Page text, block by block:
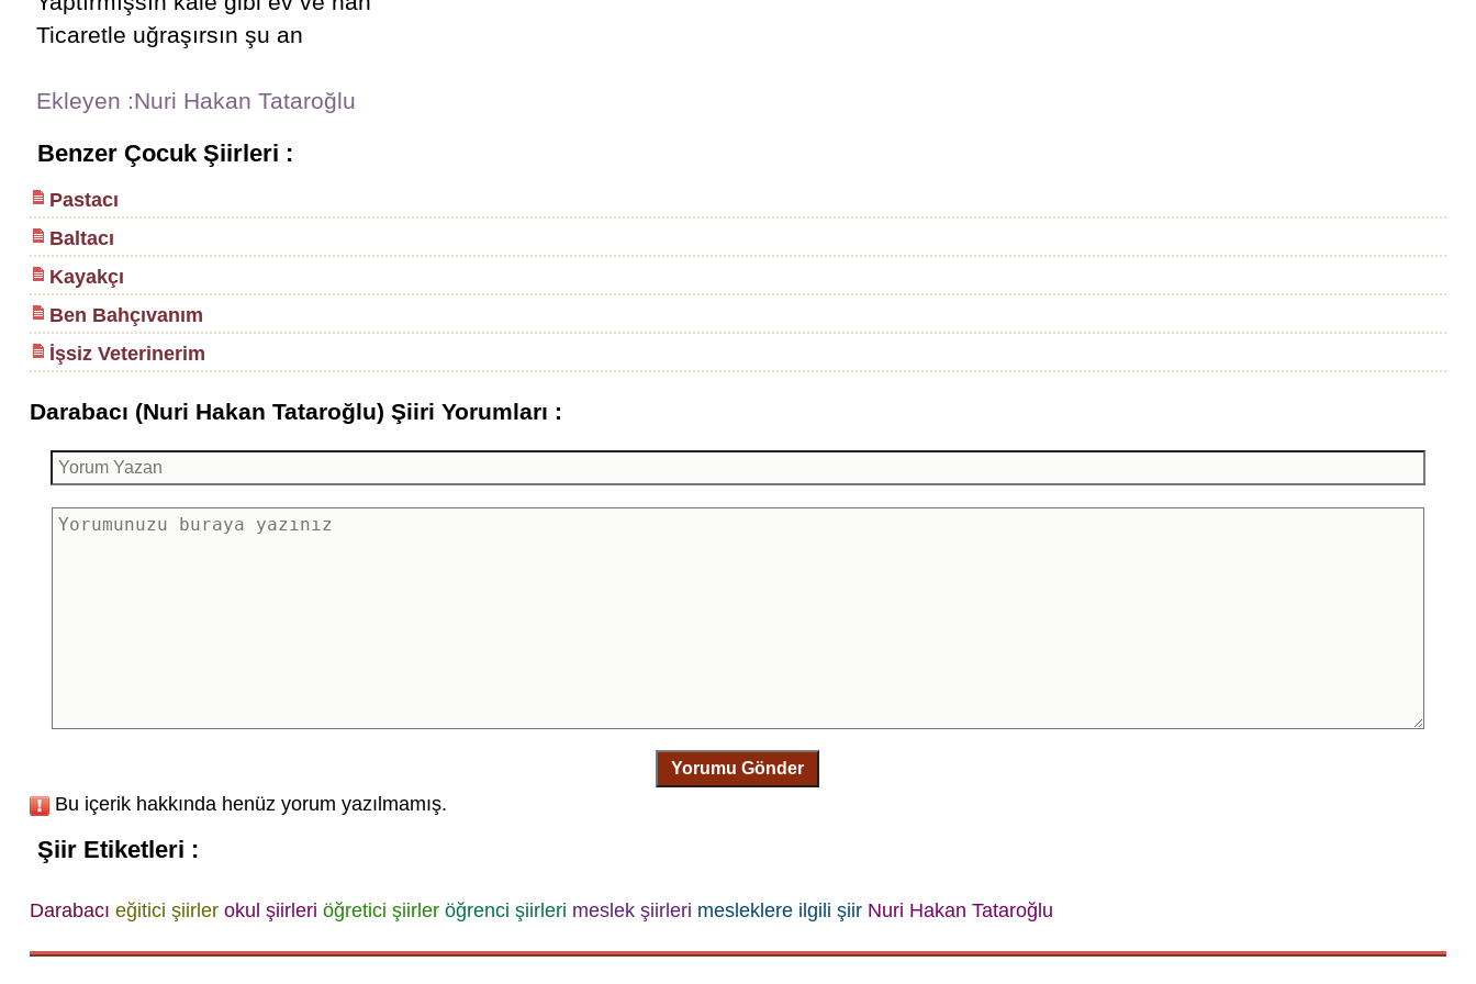
Ticaretle uğraşırsın şu an
Ekleyen :Nuri Hakan Tataroğlu
Benzer Çocuk Şiirleri :
Pastacı
Baltacı
Kayakçı
Ben Bahçıvanım
İşsiz Veterinerim
Darabacı (Nuri Hakan Tataroğlu) Şiiri Yorumları :
Yorumu Gönder
Bu içerik hakkında henüz yorum yazılmamış.
Şiir Etiketleri :
Darabacı eğitici şiirler okul şiirleri öğretici şiirler öğrenci şiirleri meslek şiirleri mesleklere ilgili şiir Nuri Hakan Tataroğlu